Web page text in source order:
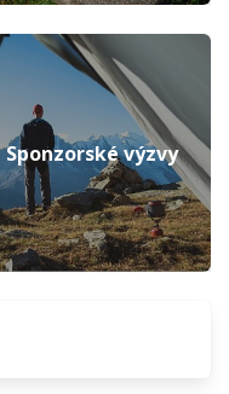
Sponzorské výzvy